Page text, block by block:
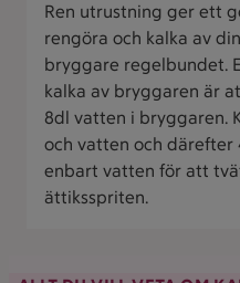
Ren utrustning ger ett
rengöra och kalka av
bryggare regelbundet.
kalka av bryggaren är
8dl vatten i bryggaren.
och vatten och
enbart vatten för att
ättiksspriten.